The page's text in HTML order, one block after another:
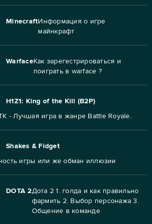
MinecraftИнформация о игре
майнкрафт
WarfaceКак зарегестрироваться и
поиграть в warface ?
H1Z1: King of the Kill (B2P)
- Лучшая игра в жанре Battle Royale.
Shakes & Fidget
игры или же обман иллюзии
DOTA 2Дота 2 1. голда и как правильно
фармить 2. Выбор персонажа 3.
Общение в команде